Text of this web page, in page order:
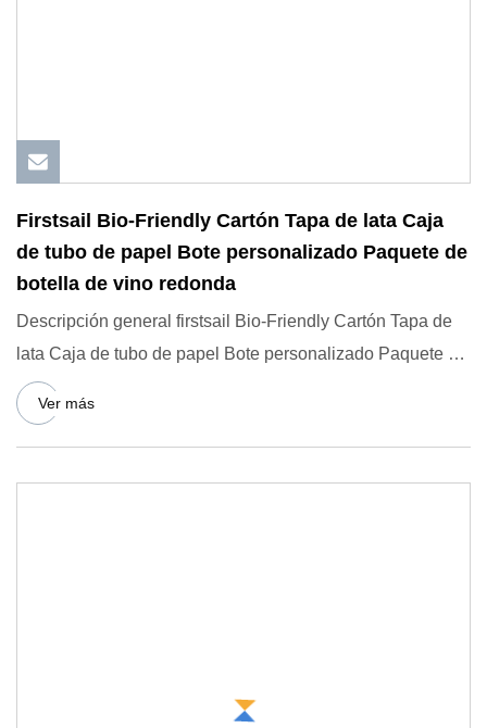
Firstsail Bio-Friendly Cartón Tapa de lata Caja
de tubo de papel Bote personalizado Paquete de
botella de vino redonda
Descripción general firstsail Bio-Friendly Cartón Tapa de
lata Caja de tubo de papel Bote personalizado Paquete de
botel
Ver más